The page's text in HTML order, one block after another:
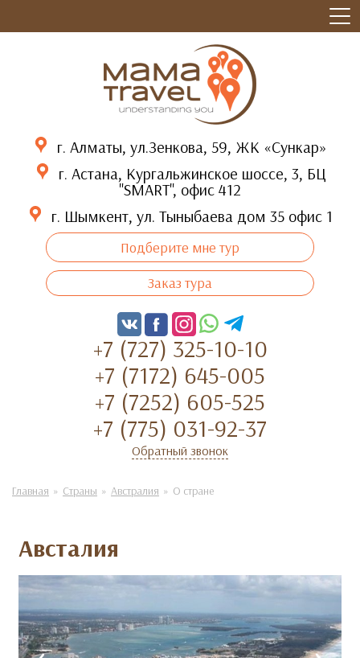
г. Алматы, ул.Зенкова, 59, ЖК «Сункар»
г. Астана, Кургальжинское шоссе, 3, БЦ
"SMART", офис 412
г. Шымкент, ул. Тыныбаева дом 35 офис 1
Подберите мне тур
Заказ тура
+7 (727) 325-10-10
+7 (7172) 645-005
+7 (7252) 605-525
+7 (775) 031-92-37
Обратный звонок
Главная Страны Австралия О стране
Австалия